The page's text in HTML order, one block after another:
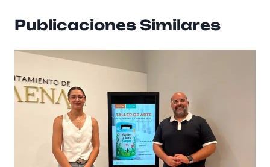
Publicaciones Similares